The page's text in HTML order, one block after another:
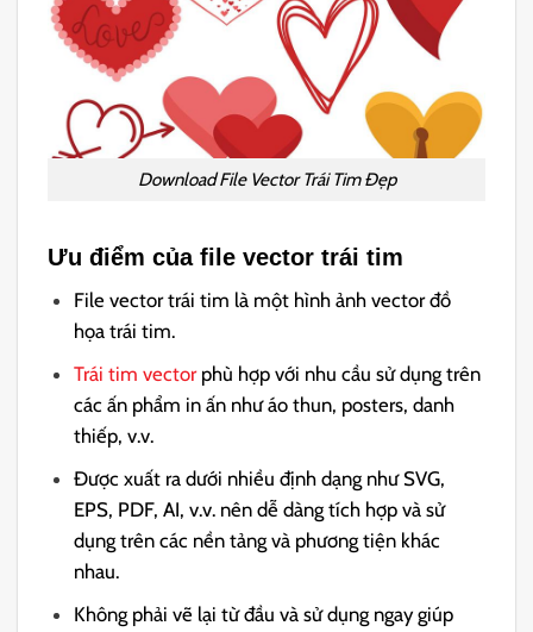
Download File Vector Trái Tim Đẹp
Ưu điểm của file vector trái tim
File vector trái tim là một hình ảnh vector đồ
họa trái tim.
Trái tim vectorphù hợp với nhu cầu sử dụng trên
các ấn phẩm in ấn như áo thun, posters, danh
thiếp, v.v.
Được xuất ra dưới nhiều định dạng như SVG,
EPS, PDF, AI, v.v. nên dễ dàng tích hợp và sử
dụng trên các nền tảng và phương tiện khác
nhau.
Không phải vẽ lại từ đầu và sử dụng ngay giúp